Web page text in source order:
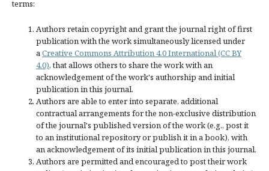
terms:
Authors retain copyright and grant the journal right of first
publication with the work simultaneously licensed under
aCreative Commons Attribution 4.0 International (CC BY
4.0), that allows others to share the work with an
acknowledgement of the work's authorship and initial
publication in this journal.
Authors are able to enter into separate, additional
contractual arrangements for the non-exclusive distribution
of the journal's published version of the work (e.g., post it
to an institutional repository or publish it in a book), with
an acknowledgement of its initial publication in this journal.
Authors are permitted and encouraged to post their work